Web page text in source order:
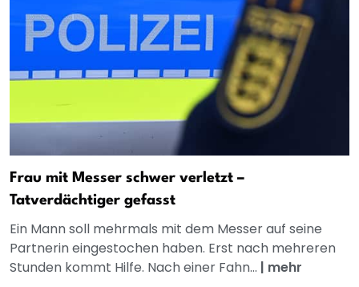
Frau mit Messer schwer verletzt –
Tatverdächtiger gefasst
Ein Mann soll mehrmals mit dem Messer auf seine
Partnerin eingestochen haben. Erst nach mehreren
Stunden kommt Hilfe. Nach einer Fahn... | mehr